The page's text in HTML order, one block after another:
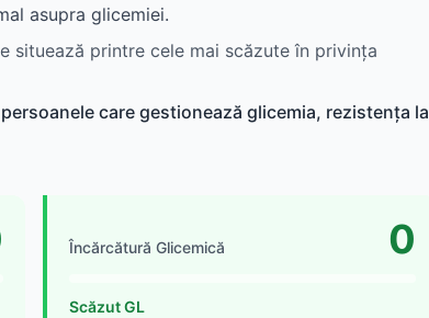
asupra glicemiei.
situează printre cele mai scăzute în privința
care gestionează glicemia, rezistența la
Încărcătură Glicemică 0
Scăzut GL